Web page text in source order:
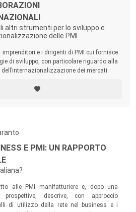
gli altri strumenti per lo sviluppo e
delle PMI
imprenditori e i dirigenti di PMI cui fornisce
di sviluppo, con particolare riguardo alla
dell’internazionalizzazione dei mercati.
E PMI: UN RAPPORTO
alle PMI manifatturiere e, dopo una
descrive, con approccio
di utilizzo della rete nel business e i